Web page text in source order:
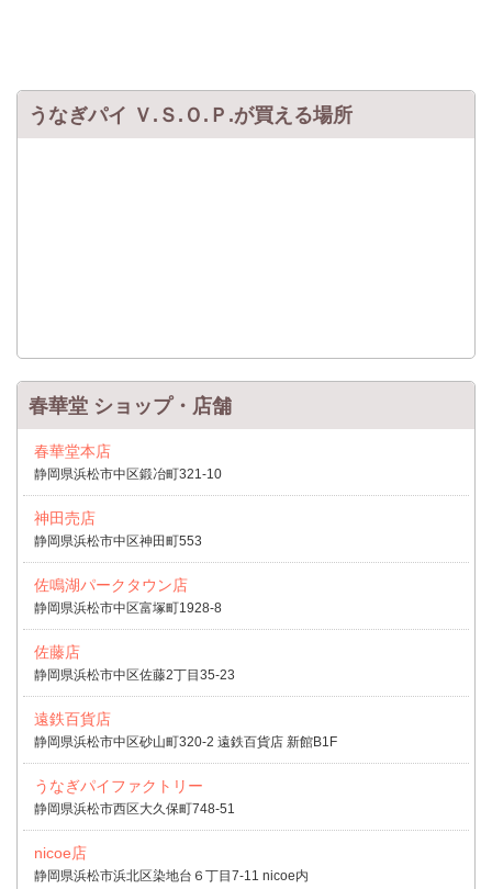
うなぎパイ Ｖ.Ｓ.Ｏ.Ｐ.が買える場所
春華堂 ショップ・店舗
春華堂本店
静岡県浜松市中区鍛冶町321-10
神田売店
静岡県浜松市中区神田町553
佐鳴湖パークタウン店
静岡県浜松市中区富塚町1928-8
佐藤店
静岡県浜松市中区佐藤2丁目35-23
遠鉄百貨店
静岡県浜松市中区砂山町320-2 遠鉄百貨店 新館B1F
うなぎパイファクトリー
静岡県浜松市西区大久保町748-51
nicoe店
静岡県浜松市浜北区染地台６丁目7-11 nicoe内